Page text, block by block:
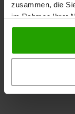
zusammen, die
im Rahmen Ihrer
Referentin für
Themen und